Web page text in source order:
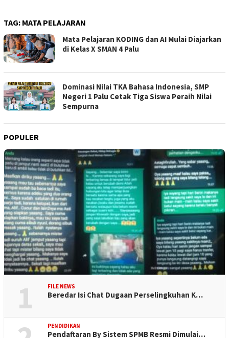
TAG: MATA PELAJARAN
Mata Pelajaran KODING dan AI Mulai Diajarkan
di Kelas X SMAN 4 Palu
Dominasi Nilai TKA Bahasa Indonesia, SMP
Negeri 1 Palu Cetak Tiga Siswa Peraih Nilai
Sempurna
POPULER
1 FILE NEWS
Beredar Isi Chat Dugaan Perselingkuhan K…
PENDIDIKAN
Pendaftaran By Sistem SPMB Resmi Dimulai…